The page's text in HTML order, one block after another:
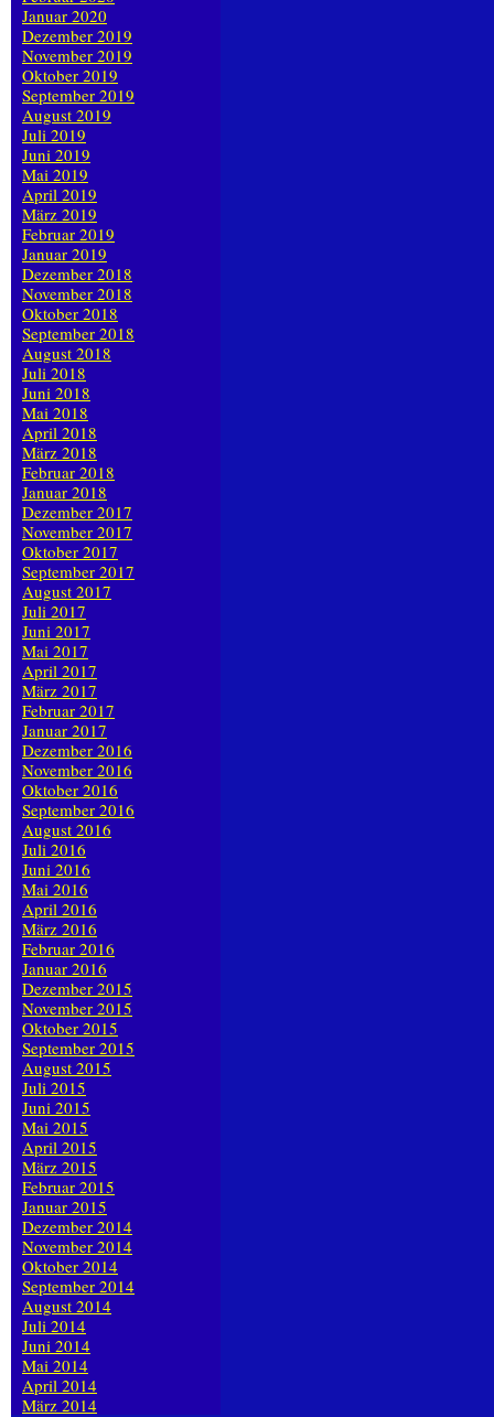
Januar 2020
Dezember 2019
November 2019
Oktober 2019
September 2019
August 2019
Juli 2019
Juni 2019
Mai 2019
April 2019
März 2019
Februar 2019
Januar 2019
Dezember 2018
November 2018
Oktober 2018
September 2018
August 2018
Juli 2018
Juni 2018
Mai 2018
April 2018
März 2018
Februar 2018
Januar 2018
Dezember 2017
November 2017
Oktober 2017
September 2017
August 2017
Juli 2017
Juni 2017
Mai 2017
April 2017
März 2017
Februar 2017
Januar 2017
Dezember 2016
November 2016
Oktober 2016
September 2016
August 2016
Juli 2016
Juni 2016
Mai 2016
April 2016
März 2016
Februar 2016
Januar 2016
Dezember 2015
November 2015
Oktober 2015
September 2015
August 2015
Juli 2015
Juni 2015
Mai 2015
April 2015
März 2015
Februar 2015
Januar 2015
Dezember 2014
November 2014
Oktober 2014
September 2014
August 2014
Juli 2014
Juni 2014
Mai 2014
April 2014
März 2014